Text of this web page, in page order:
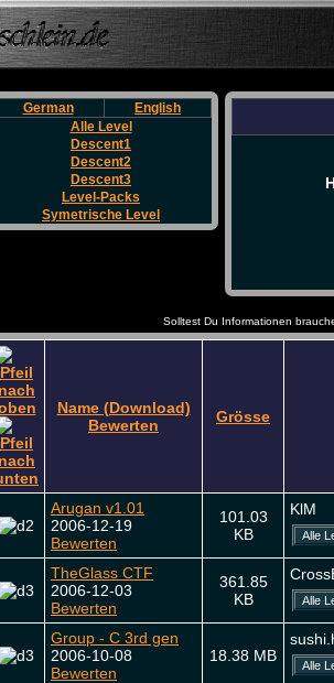
German
English
Alle Level
Descent1
Descent2
Descent3
Level-Packs
Symetrische Level
Solltest Du Informationen
Name (Download)
Bewerten
Grösse
Arugan v1.01
2006-12-19
Bewerten
101.03
KB
KlM
TheGlass CTF
2006-12-03
Bewerten
361.85
KB
Group - C 3rd gen
2006-10-08
Bewerten
18.38 MB